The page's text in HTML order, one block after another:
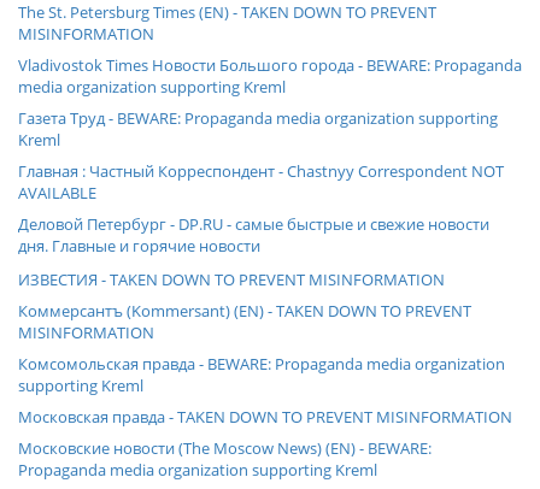
The St. Petersburg Times (EN) - TAKEN DOWN TO PREVENT
MISINFORMATION
Vladivostok Times Новости Большого города - BEWARE: Propaganda
media organization supporting Kreml
Газета Труд - BEWARE: Propaganda media organization supporting
Kreml
Главная : Частный Корреспондент - Chastnyy Correspondent NOT
AVAILABLE
Деловой Петербург - DP.RU - самые быстрые и свежие новости
дня. Главные и горячие новости
ИЗВЕСТИЯ - TAKEN DOWN TO PREVENT MISINFORMATION
Коммерсантъ (Kommersant) (EN) - TAKEN DOWN TO PREVENT
MISINFORMATION
Комсомольская правда - BEWARE: Propaganda media organization
supporting Kreml
Московская правда - TAKEN DOWN TO PREVENT MISINFORMATION
Московские новости (The Moscow News) (EN) - BEWARE:
Propaganda media organization supporting Kreml